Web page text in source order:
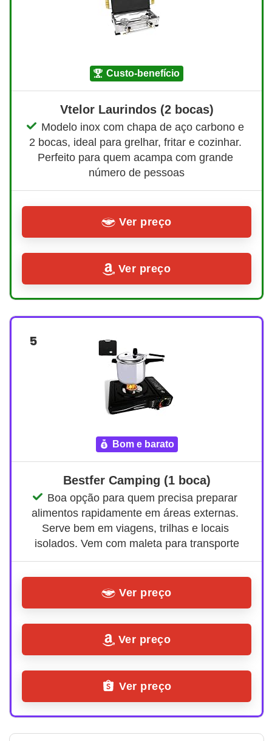
custo-benefício
Vtelor Laurindos (2 bocas)
Modelo inox com chapa de aço carbono e
2 bocas, ideal para grelhar, fritar e cozinhar.
Perfeito para quem acampa com grande
número de pessoas
Ver preço
Ver preço
5
bom e barato
Bestfer Camping (1 boca)
Boa opção para quem precisa preparar
alimentos rapidamente em áreas externas.
Serve bem em viagens, trilhas e locais
isolados. Vem com maleta para transporte
Ver preço
Ver preço
Ver preço